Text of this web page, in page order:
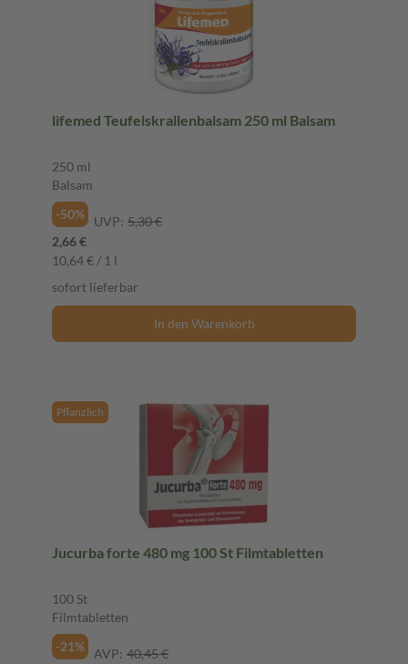
lifemed Teufelskrallenbalsam 250 ml Balsam
250 ml
Balsam
-50%
UVP: 5,30 €
2,66 €
10,64 € / 1 l
sofort lieferbar
In den Warenkorb
Pflanzlich
Jucurba forte 480 mg 100 St Filmtabletten
100 St
Filmtabletten
-21%
AVP: 40,45 €